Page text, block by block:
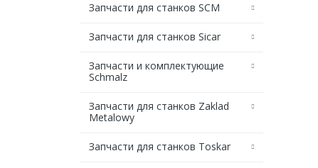
Запчасти для станков SCM
Запчасти для станков Sicar
Запчасти и комплектующие
Schmalz
Запчасти для станков Zaklad
Metalowy
Запчасти для станков Toskar